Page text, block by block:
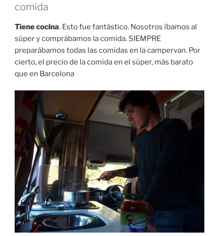
comida
Tiene cocina. Esto fue fantástico. Nosotros íbamos al
súper y comprábamos la comida. SIEMPRE
preparábamos todas las comidas en la campervan. Por
cierto, el precio de la comida en el súper, más barato
que en Barcelona